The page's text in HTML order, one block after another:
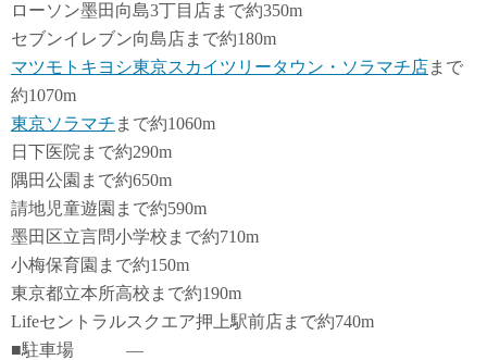
ローソン墨田向島3丁目店まで約350m
セブンイレブン向島店まで約180m
マツモトキヨシ東京スカイツリータウン・ソラマチ店まで
約1070m
東京ソラマチ まで約1060m
日下医院まで約290m
隅田公園まで約650m
請地児童遊園まで約590m
墨田区立言問小学校まで約710m
小梅保育園まで約150m
東京都立本所高校まで約190m
Lifeセントラルスクエア押上駅前店まで約740m
■駐車場 ―